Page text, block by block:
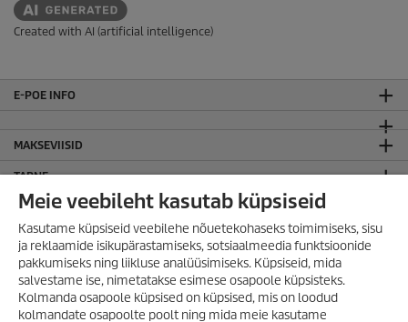
Created with AI (artificial intelligence)
E-POE INFO
MAKSEVIISID
TARNE
LIITU KÄRCHER UUDISKIRJAGA!
JURIIDILINE TEAVE
Sisukaart
Kodulehe kasutamise tingimused
Privaatsuspoliitika
Meie veebileht kasutab küpsiseid
Kasutame küpsiseid veebilehe nõuetekohaseks toimimiseks, sisu
ja reklaamide isikupärastamiseks, sotsiaalmeedia funktsioonide
pakkumiseks ning liikluse analüüsimiseks. Küpsiseid, mida
salvestame ise, nimetatakse esimese osapoole küpsisteks.
Kolmanda osapoole küpsised on küpsised, mis on loodud
kolmandate osapoolte poolt ning mida meie kasutame